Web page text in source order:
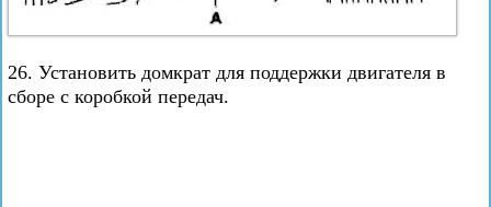
26. Установить домкрат для поддержки двигателя в
сборе с коробкой передач.